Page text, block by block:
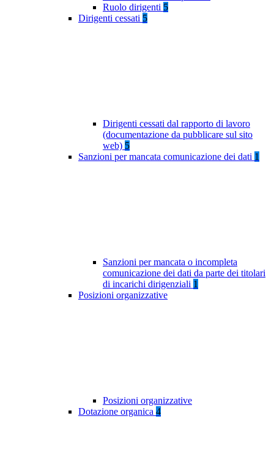
Ruolo dirigenti 5
Dirigenti cessati 5
Dirigenti cessati dal rapporto di lavoro
(documentazione da pubblicare sul sito
web) 5
Sanzioni per mancata comunicazione dei dati 1
Sanzioni per mancata o incompleta
comunicazione dei dati da parte dei titolari
di incarichi dirigenziali 1
Posizioni organizzative
Posizioni organizzative
Dotazione organica 4